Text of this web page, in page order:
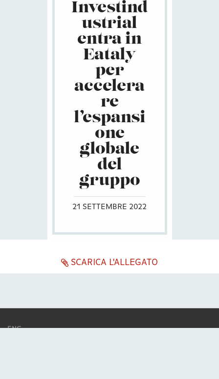
Investind
ustrial
entra in
Eataly
per
accelera
re
l’espansi
one
globale
del
gruppo
21 SETTEMBRE 2022
SCARICA L'ALLEGATO
ENG